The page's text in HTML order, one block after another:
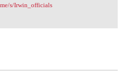
s/Irwin
s/Irwin_officials